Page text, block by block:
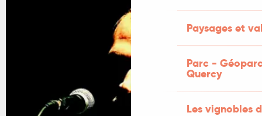
Paysages et
Parc -
Quercy
Les vignobles